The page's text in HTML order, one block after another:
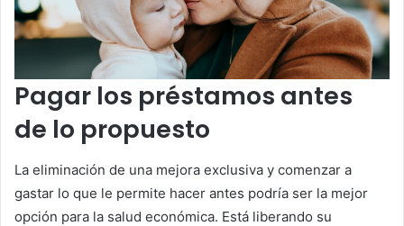
Pagar los préstamos antes
de lo propuesto
La eliminación de una mejora exclusiva y comenzar a
gastar lo que le permite hacer antes podría ser la mejor
opción para la salud económica. Está liberando su